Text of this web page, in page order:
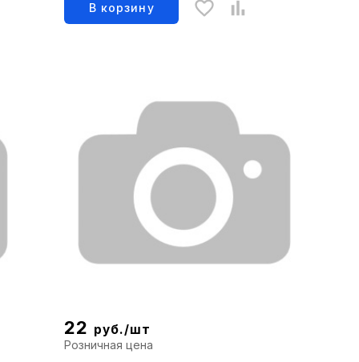
В корзину
22 руб./шт
Розничная цена